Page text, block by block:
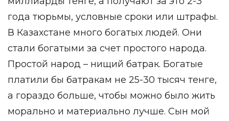
года тюрьмы, условные сроки или штрафы.
В Казахстане много богатых людей. Они
стали богатыми за счет простого народа.
Простой народ – нищий батрак. Богатые
платили бы батракам не 25-30 тысяч тенге,
а гораздо больше, чтобы можно было жить
морально и материально лучше. Сын мой